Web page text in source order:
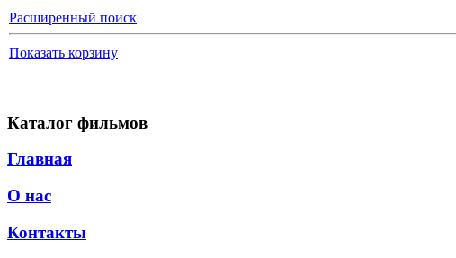
Расширенный поиск
Показать корзину
Каталог фильмов
Главная
О нас
Контакты